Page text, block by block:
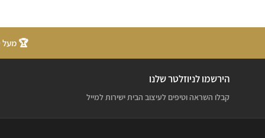
🏆 מעל 20 שנות ניסיון
הירשמו לניוזלטר שלנו
קבלו השראה וטיפים לעיצוב הבית ישירות למייל